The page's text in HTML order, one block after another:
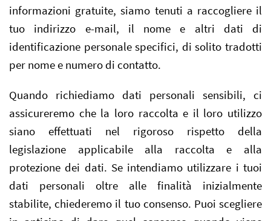
informazioni gratuite, siamo tenuti a raccogliere il
tuo indirizzo e-mail, il nome e altri dati di
identificazione personale specifici, di solito tradotti
per nome e numero di contatto.
Quando richiediamo dati personali sensibili, ci
assicureremo che la loro raccolta e il loro utilizzo
siano effettuati nel rigoroso rispetto della
legislazione applicabile alla raccolta e alla
protezione dei dati. Se intendiamo utilizzare i tuoi
dati personali oltre alle finalità inizialmente
stabilite, chiederemo il tuo consenso. Puoi scegliere